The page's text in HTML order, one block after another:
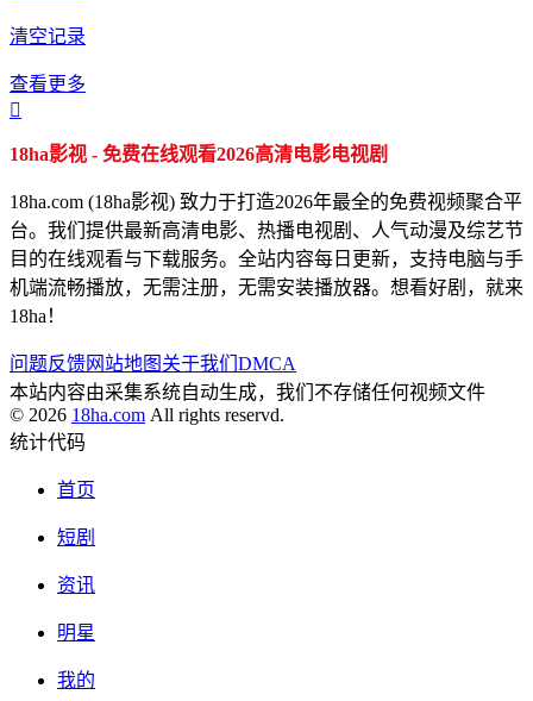
清空记录
查看更多

18ha影视 - 免费在线观看2026高清电影电视剧
18ha.com (18ha影视) 致力于打造2026年最全的免费视频聚合平
台。我们提供最新高清电影、热播电视剧、人气动漫及综艺节
目的在线观看与下载服务。全站内容每日更新，支持电脑与手
机端流畅播放，无需注册，无需安装播放器。想看好剧，就来
18ha！
问题反馈网站地图 关于我们 DMCA
本站内容由采集系统自动生成，我们不存储任何视频文件
© 2026 18ha.com All rights reservd.
统计代码
首页
短剧
资讯
明星
我的